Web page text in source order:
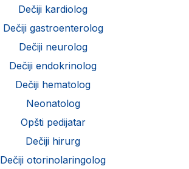
Dečiji kardiolog
Dečiji gastroenterolog
Dečiji neurolog
Dečiji endokrinolog
Dečiji hematolog
Neonatolog
Opšti pedijatar
Dečiji hirurg
Dečiji otorinolaringolog